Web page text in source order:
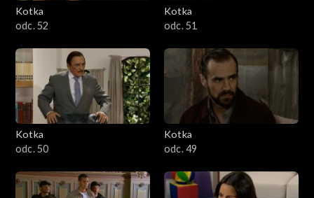
Kotka
odc. 52
Kotka
odc. 51
Kotka
odc. 50
Kotka
odc. 49